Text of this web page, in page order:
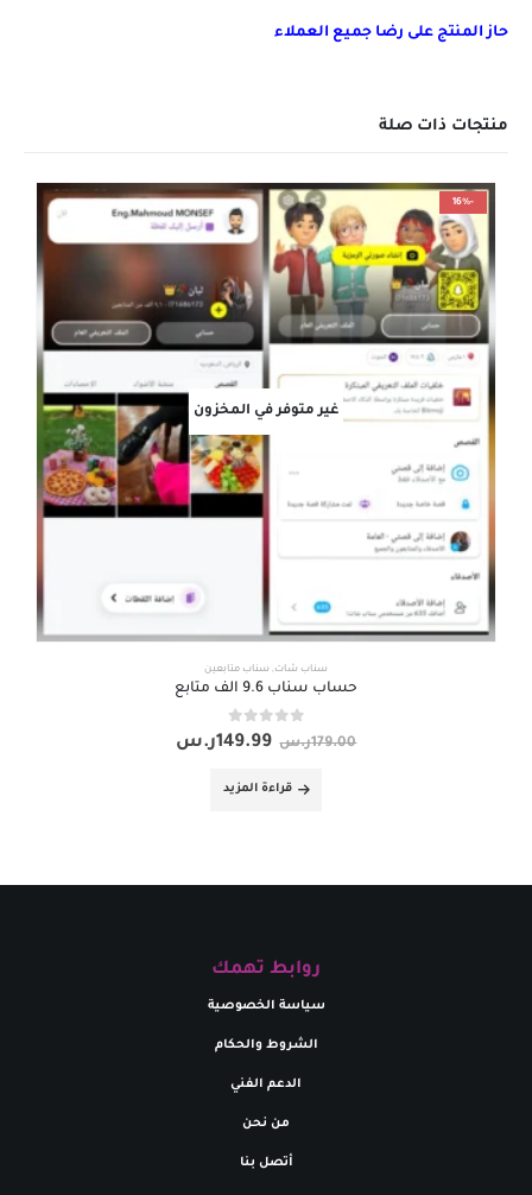
حاز المنتج على رضا جميع العملاء
منتجات ذات صلة
-16%
غير متوفر في المخزون
سناب شات , سناب متابعين
حساب سناب 9.6 الف متابع
179.00ر.س 149.99ر.س
قراءة المزيد
روابط تهمك
سياسة الخصوصية
الشروط والحكام
الدعم الفني
من نحن
أتصل بنا